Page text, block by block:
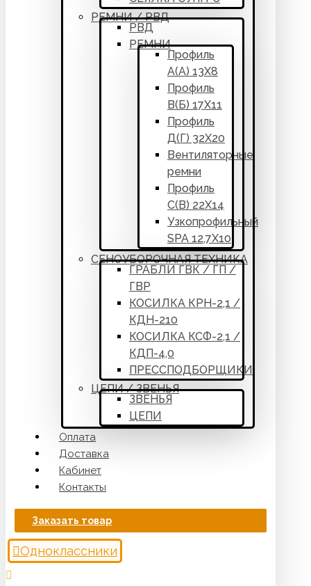
РЕМНИ / РВД
РВД
РЕМНИ
Профиль
А(А) 13Х8
Профиль
В(Б) 17Х11
Профиль
Д(Г) 32Х20
Вентиляторные
ремни
Профиль
С(В) 22Х14
Узкопрофильный
SPA 12,7Х10
СЕНОУБОРОЧНАЯ ТЕХНИКА
ГРАБЛИ ГВК / ГП /
ГВР
КОСИЛКА КРН-2,1 /
КДН-210
КОСИЛКА КСФ-2,1 /
КДП-4,0
ПРЕССПОДБОРЩИКИ
ЦЕПИ / ЗВЕНЬЯ
ЗВЕНЬЯ
ЦЕПИ
Оплата
Доставка
Кабинет
Контакты
Заказать товар
Одноклассники